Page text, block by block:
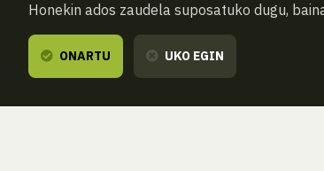
Honekin ados zaudela suposatuko dugu,
ONARTU UKO EGIN